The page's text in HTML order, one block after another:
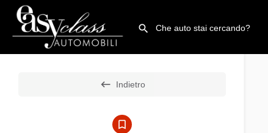
Indietro